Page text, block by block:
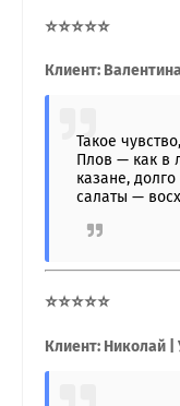
⭐⭐⭐⭐⭐
Клиент:
Такое
Плов — как в
казане,
салаты —
⭐⭐⭐⭐⭐
Клиент: Николай |